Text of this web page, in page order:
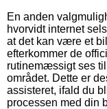
En anden
hvorvidt internet
at det kan være et
efterkommer de
rutinemæssigt ses
området. Dette er
assisteret, ifald du
processen med din